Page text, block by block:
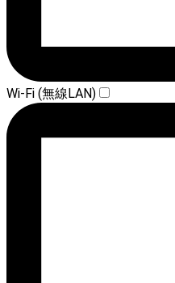
Wi-Fi (無線LAN)